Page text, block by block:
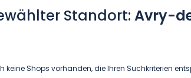
Standort: Avry-
keine Shops vorhanden, die Ihren Suchkriterien